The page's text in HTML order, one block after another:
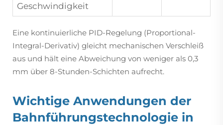
Geschwindigkeit
Eine kontinuierliche PID-Regelung (Proportional-
Integral-Derivativ) gleicht mechanischen Verschleiß
aus und hält eine Abweichung von weniger als 0,3
mm über 8-Stunden-Schichten aufrecht.
Wichtige Anwendungen der
Bahnführungstechnologie in